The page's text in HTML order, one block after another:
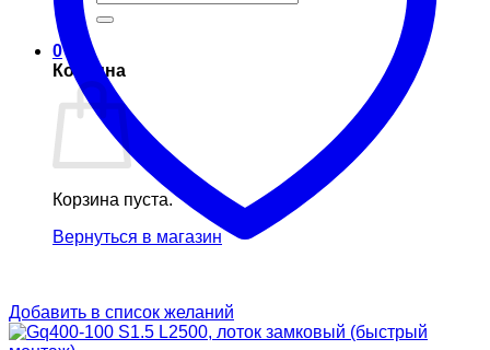
0
Корзина
Корзина пуста.
Вернуться в магазин
Добавить в список желаний